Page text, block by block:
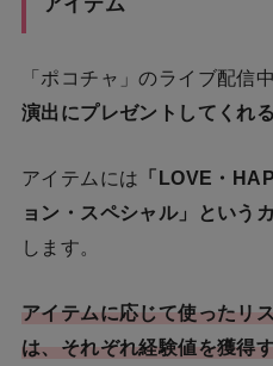
「ポコチャ」のライブ配信中
演出にプレゼントしてくれ
アイテムには 「LOVE・
ョン・スペシャル」という
します。
アイテムに応じて使ったリ
は、それぞれ経験値を獲得